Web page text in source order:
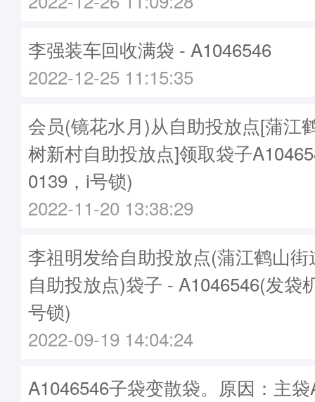
李强装车回收满袋 - A1046546
2022-12-25 11:15:35
会员(镜花水月)从自助投放点[蒲江
树新村自助投放点]领取袋子
0139，i号锁)
2022-11-20 13:38:29
李祖明发给自助投放点(蒲江鹤山
自助投放点)袋子 - A1046546(发袋
号锁)
2022-09-19 14:04:24
A1046546子袋变散袋。原因：主